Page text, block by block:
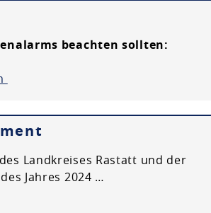
beachten sollten:
Landkreises Rastatt und der
Jahres 2024 …